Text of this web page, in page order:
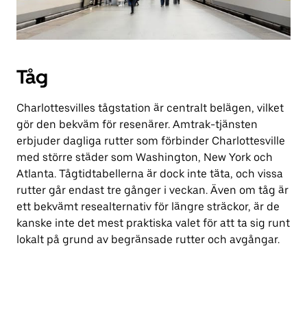
Tåg
Charlottesvilles tågstation är centralt belägen, vilket
gör den bekväm för resenärer. Amtrak-tjänsten
erbjuder dagliga rutter som förbinder Charlottesville
med större städer som Washington, New York och
Atlanta. Tågtidtabellerna är dock inte täta, och vissa
rutter går endast tre gånger i veckan. Även om tåg är
ett bekvämt resealternativ för längre sträckor, är de
kanske inte det mest praktiska valet för att ta sig runt
lokalt på grund av begränsade rutter och avgångar.